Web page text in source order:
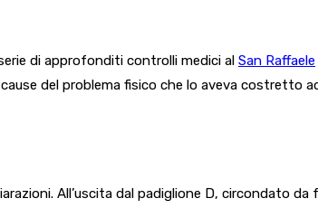
di approfonditi controlli medici al San Raffaele
del problema fisico che lo aveva costretto
All’uscita dal padiglione D, circondato